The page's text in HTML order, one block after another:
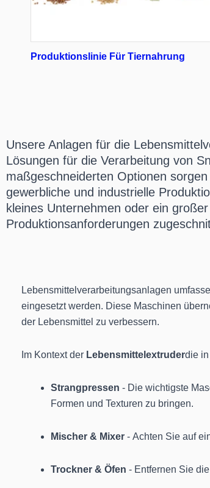
Produktionslinie Für Tiernahrung
Unsere Anlagen für die
Lösungen für die Verarbeitung von
maßgeschneiderten Optionen
gewerbliche und industrielle
kleines Unternehmen oder ein
Produktionsanforderungen
Lebensmittelverarbeitungsanlagen
eingesetzt werden. Diese Maschinen
der Lebensmittel zu verbessern.
Im Kontext der Lebensmittelextruderdie
Strangpressen - Die wichtigste
Formen und Texturen zu bringen.
Mischer & Mixer - Achten Sie auf
Trockner & Öfen - Entfernen Sie